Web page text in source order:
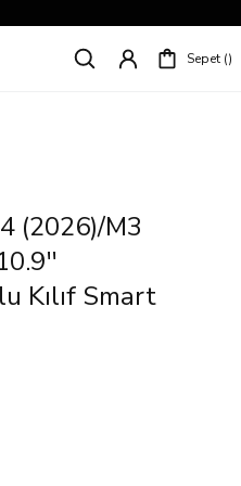
Sepet
(2026)/M3
Kılıf Smart